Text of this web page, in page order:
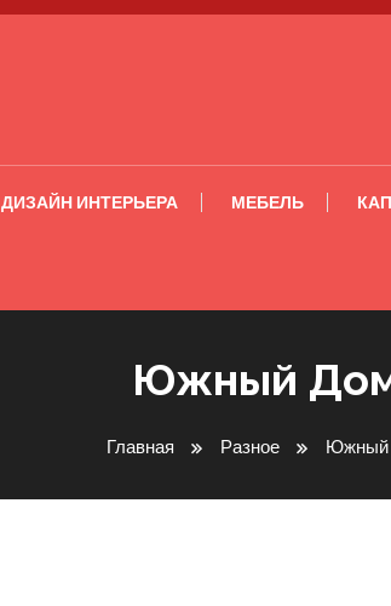
ДИЗАЙН ИНТЕРЬЕРА МЕБЕЛЬ
Южный
Главная Разное Южный